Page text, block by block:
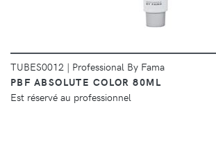
TUBES0012 | Professional By Fama
PBF ABSOLUTE COLOR 80ML
Est réservé au professionnel